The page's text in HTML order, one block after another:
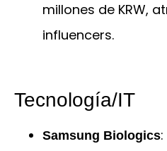
millones de KRW,
influencers.
Tecnología/IT
Samsung Biologics